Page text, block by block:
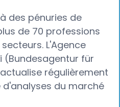
des pénuries de
de 70 professions
L'Agence
(Bundesagentur für
régulièrement
du marché